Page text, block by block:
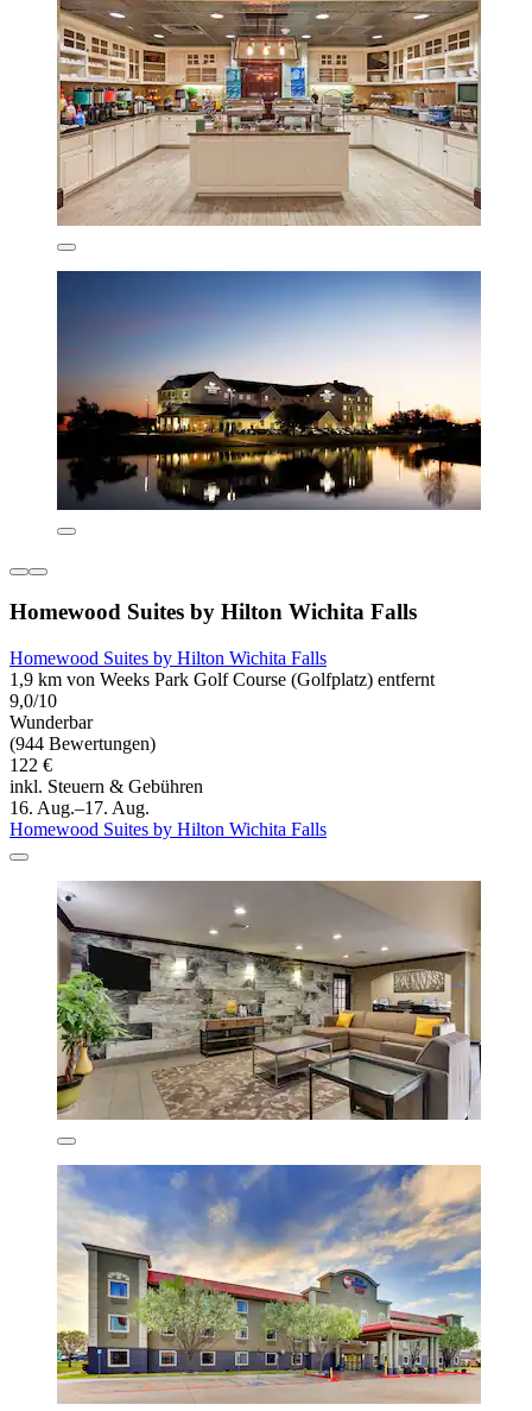
Homewood Suites by Hilton Wichita Falls
Homewood Suites by Hilton Wichita Falls
1,9 km von Weeks Park Golf Course (Golfplatz) entfernt
9,0/10
Wunderbar
(944 Bewertungen)
122 €
inkl. Steuern & Gebühren
16. Aug.–17. Aug.
Homewood Suites by Hilton Wichita Falls